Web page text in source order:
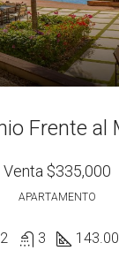
Venta $335,000
APARTAMENTO
2 3 143.00